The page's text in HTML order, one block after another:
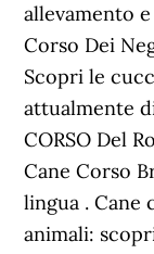
allevamento
Corso Dei
Scopri le
attualmente
CORSO Del
Cane Corso
lingua .
animali: